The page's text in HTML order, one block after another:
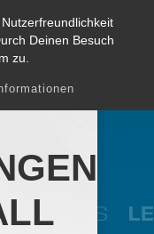
Deinen Besuch
zu.